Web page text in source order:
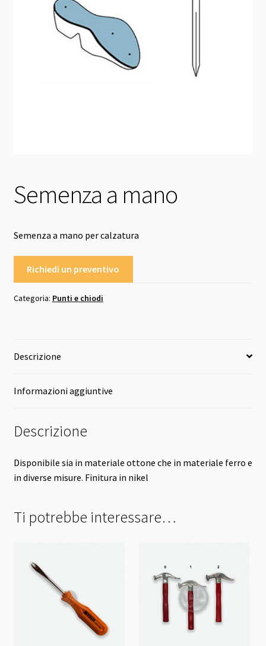
Semenza a mano
Semenza a mano per calzatura
Richiedi un preventivo
Categoria: Punti e chiodi
Descrizione
Informazioni aggiuntive
Descrizione
Disponibile sia in materiale ottone che in materiale ferro e
in diverse misure. Finitura in nikel
Ti potrebbe interessare…